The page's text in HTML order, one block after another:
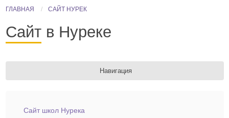
ГЛАВНАЯ САЙТ НУРЕК
Сайт в Нуреке
Навигация
Сайт школ Нурека